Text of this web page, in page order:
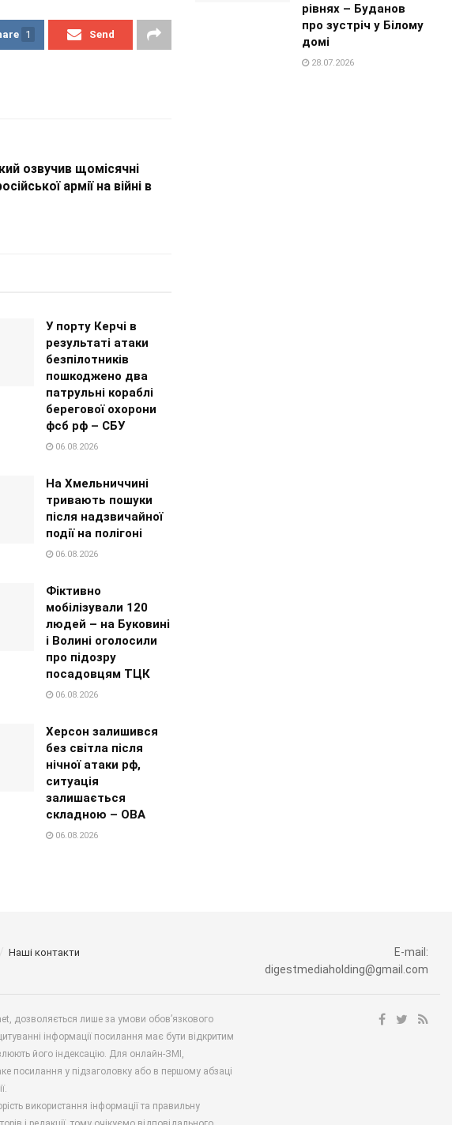
1 Send
озвучив щомісячні
армії на війні в
У порту Керчі в
результаті атаки
безпілотників
пошкоджено два
патрульні кораблі
берегової охорони
фсб рф – СБУ
06.08.2026
На Хмельниччині
тривають пошуки
після надзвичайної
події на полігоні
06.08.2026
Фіктивно
мобілізували 120
людей – на Буковині
і Волині оголосили
про підозру
посадовцям ТЦК
06.08.2026
Херсон залишився
без світла після
нічної атаки рф,
ситуація
залишається
складною – ОВА
06.08.2026
рівнях – Буданов
про зустріч у Білому
домі
28.07.2026
Наші контакти
E-mail:
digestmediaholding@gmail.com
дозволяється лише за умови обов’язкового
інформації посилання має бути відкритим
його індексацію. Для онлайн-ЗМІ,
посилання у підзаголовку або в першому абзаці
використання інформації та правильну